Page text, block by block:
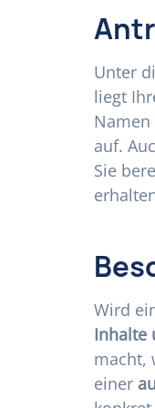
Unter
liegt
auf.
Sie
Wird
Inhalte
macht,
einer